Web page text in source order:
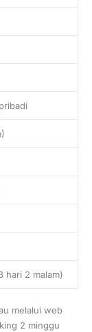
hari 2 malam)
melalui web
2 minggu